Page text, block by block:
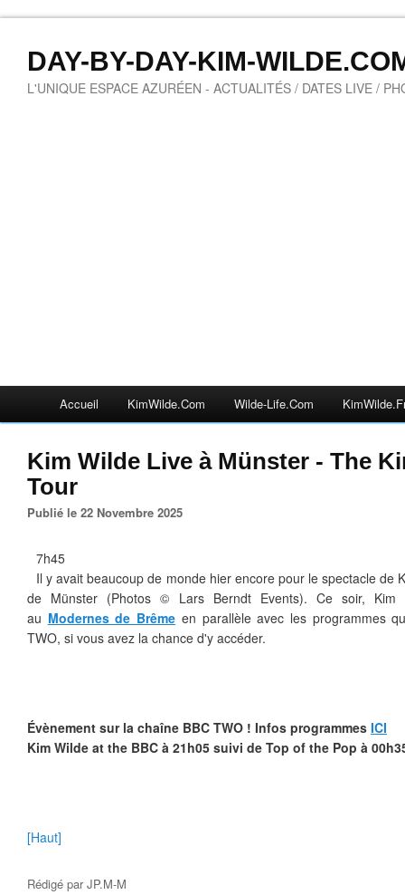
DAY-BY-DAY-KIM-
L'UNIQUE ESPACE AZURÉEN - ACTUALITÉS / DATES LIVE /
Accueil KimWilde.com Wilde-Life.com
Kim Wilde Live à Münster - The
Tour
Publié le 22 Novembre 2025
7h45
Il y avait beaucoup de monde hier encore pour le spectacle de
de Münster (Photos © Lars Berndt Events). Ce soir, Kim
au Modernes de Brême en parallèle avec les programmes
TWO, si vous avez la chance d'y accéder.
Évènement sur la chaîne BBC TWO ! Infos programmes ICI
Kim Wilde at the BBC à 21h05 suivi de Top of the Pop à
[Haut]
Rédigé parJP.M-M